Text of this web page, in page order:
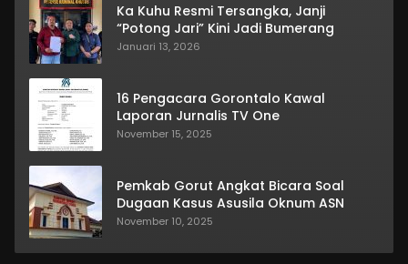
Ka Kuhu Resmi Tersangka, Janji
“Potong Jari” Kini Jadi Bumerang
Januari 13, 2026
16 Pengacara Gorontalo Kawal
Laporan Jurnalis TV One
November 15, 2025
Pemkab Gorut Angkat Bicara Soal
Dugaan Kasus Asusila Oknum ASN
November 10, 2025